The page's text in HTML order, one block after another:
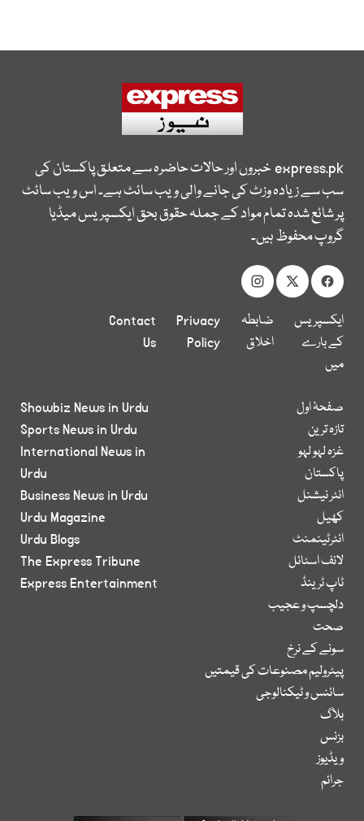
express.pkخبروں اور حالات حاضرہ سے متعلق پاکستان کی
سب سے زیادہ وزٹ کی جانے والی ویب سائٹ ہے۔ اس ویب سائٹ
پر شائع شدہ تمام مواد کے جملہ حقوق بحق ایکسپریس میڈیا
گروپ محفوظ ہیں۔
ایکسپریس
کے بارے
میں
ضابطہ
اخلاق
Privacy
Policy
Contact
Us
صفحۂ اول
تازہ ترین
غزہ لہو لہو
پاکستان
انٹر نیشنل
کھیل
انٹرٹینمنٹ
لائف اسٹائل
ٹاپ ٹرینڈ
دلچسپ و عجیب
صحت
سونے کے نرخ
پیٹرولیم مصنوعات کی قیمتیں
سائنس و ٹیکنالوجی
بلاگ
بزنس
ویڈیوز
جرائم
Showbiz News in Urdu
Sports News in Urdu
International News in
Urdu
Business News in Urdu
Urdu Magazine
Urdu Blogs
The Express Tribune
Express Entertainment